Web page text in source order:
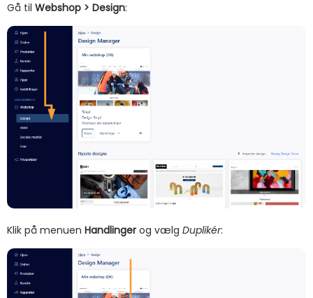
Gå til Webshop > Design:
Klik på menuen Handlinger og vælg Duplikér: